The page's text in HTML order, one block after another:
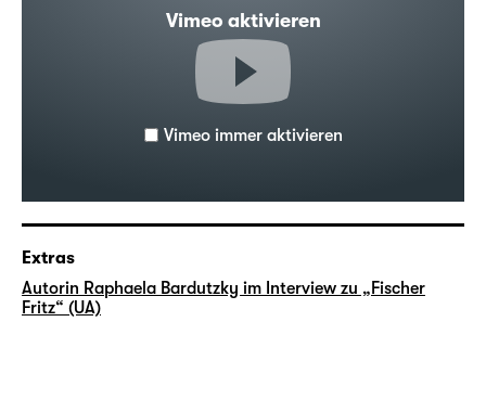
Vimeo aktivieren
Vimeo immer aktivieren
Extras
Autorin Raphaela Bardutzky im Interview zu „Fischer
Fritz“ (UA)